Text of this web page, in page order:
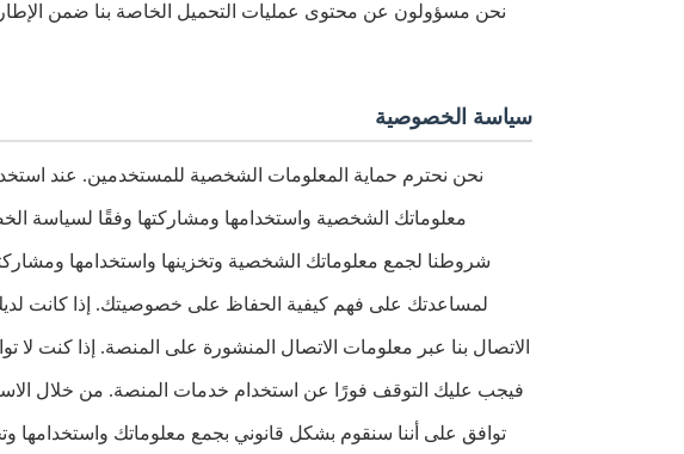
نحن مسؤولون عن محتوى عمليات التحميل الخاصة بنا ضمن الإطار
سياسة الخصوصية
نحن نحترم حماية المعلومات الشخصية للمستخدمين. عند
معلوماتك الشخصية واستخدامها ومشاركتها وفقًا لسياسة
شروطنا لجمع معلوماتك الشخصية وتخزينها واستخدامها
لمساعدتك على فهم كيفية الحفاظ على خصوصيتك. إذا كانت
الاتصال بنا عبر معلومات الاتصال المنشورة على المنصة. إذا كنت
فيجب عليك التوقف فورًا عن استخدام خدمات المنصة. من خلال
توافق على أننا سنقوم بشكل قانوني بجمع معلوماتك واستخدامها